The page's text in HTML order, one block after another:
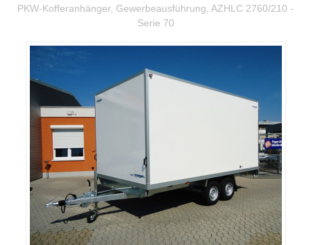
PKW-Kofferanhänger, Gewerbeausführung, AZHLC 2760/210 -
Serie 70